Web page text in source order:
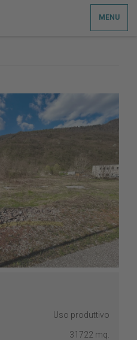
MENU
Uso produttivo
31722 mq.